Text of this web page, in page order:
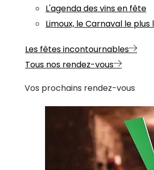
L'agenda des vins en fête
Limoux, le Carnaval le
Les fêtes incontournables
Tous nos rendez-vous
Vos prochains rendez-vous